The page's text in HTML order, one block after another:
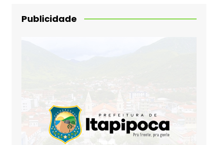
Publicidade